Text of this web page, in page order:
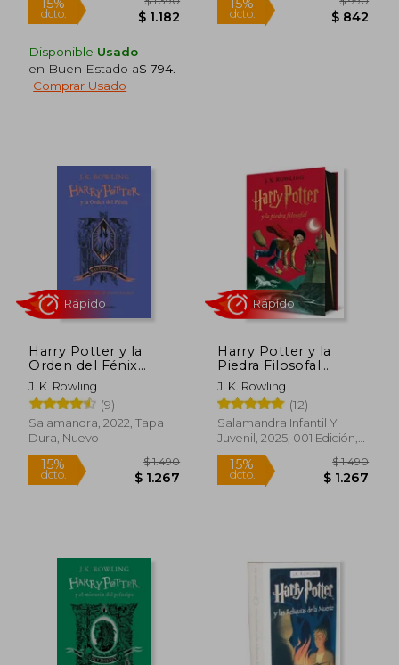
15% $ 1.390
Rápido
Disponible Usado
en Buen Estado a$ 794
Comprar Usado
15%
dcto.
Rápido
Harry Potter y la
Orden del Fénix
(Edición Ravenclaw
del 20º Aniversario)
J. K. Rowling
(9)
Salamandra, 2022, Tapa
Dura, Nuevo
Harry Potter y la
Piedra Filosofal
(Edición Especial con
Cantos Pintados)
(Harry Potter 1)
J. K. Rowling
(12)
Salamandra Infantil Y
Juvenil, 2025, 001 Edición,
Tapa Dura, Nuevo